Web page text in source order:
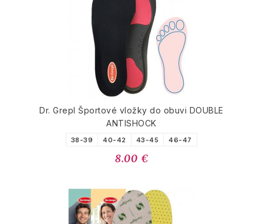
Dr. Grepl Športové vložky do obuvi DOUBLE
ANTISHOCK
38-39 40-42 43-45 46-47
8.00 €